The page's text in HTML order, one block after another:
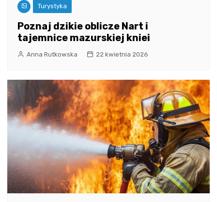
Turystyka
Poznaj dzikie oblicze Nart i
tajemnice mazurskiej kniei
Anna Rutkowska 22 kwietnia 2026